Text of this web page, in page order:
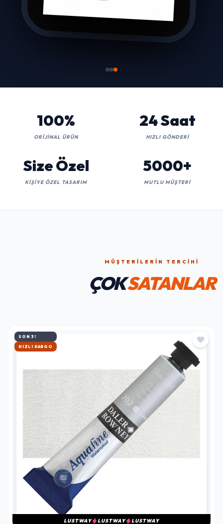
100%
ORIJINAL ÜRÜN
24 Saat
HIZLI GÖNDERI
Size Özel
KIŞIYE ÖZEL TASARIM
5000+
MUTLU MÜŞTERI
MÜŞTERILERIN TERCIHI
ÇOKSATANLAR
SON 3!
HIZLI KARGO
LUSTWAY LUSTWAY LUSTWAY